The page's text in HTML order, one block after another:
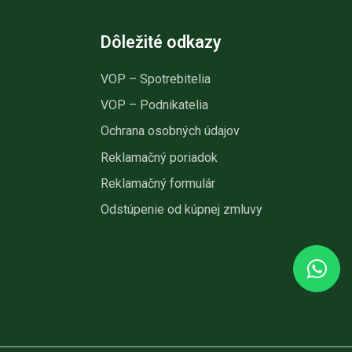
Dôležité odkazy
VOP – Spotrebitelia
VOP – Podnikatelia
Ochrana osobných údajov
Reklamačný poriadok
Reklamačný formulár
Odstúpenie od kúpnej zmluvy